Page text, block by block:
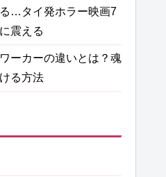
…タイ発ホラー映画7
震える
ーカーの違いとは？魂
る方法